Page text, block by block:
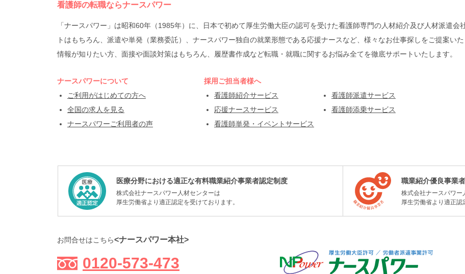
看護師の転職ならナースパワー
「ナースパワー」は昭和60年（1985年）に、日本で初めて厚生労働大臣の認可を受けた看護師専門の人材紹介及び人材派遣
トはもちろん、派遣や単発（業務委託）、ナースパワー独自の就業形態である応援ナースなど、様々なお仕事探しをご提案い
情報が知りたい方、面接や面談対策はもちろん、履歴書作成など転職・就職に関するお悩み全てを徹底サポートいたします。
ナースパワーについて
ご利用がはじめての方へ
全国の求人を見る
ナースパワーご利用者の声
採用ご担当者様へ
看護師紹介サービス
応援ナースサービス
看護師単発・イベントサービス
看護師派遣サービス
看護師添乗サービス
医療分野における適正な有料職業紹介事業者認定制度
株式会社ナースパワー人材センターは
厚生労働省より適正認定を受けております。
職業紹介優良事業
株式会社ナースパワー
厚生労働省より適正認
お問合せはこちら<ナースパワー本社>
0120-573-473